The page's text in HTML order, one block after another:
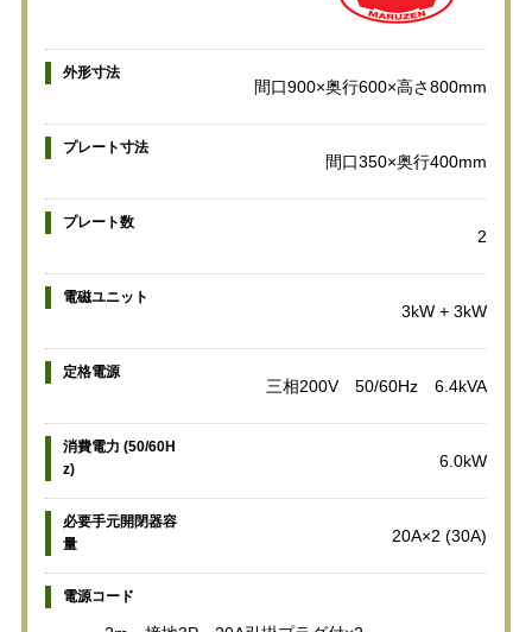
外形寸法
間口900×奥行600×高さ800mm
プレート寸法
間口350×奥行400mm
プレート数
2
電磁ユニット
3kW + 3kW
定格電源
三相200V 50/60Hz 6.4kVA
消費電力 (50/60H
z)
6.0kW
必要手元開閉器容
量
20A×2 (30A)
電源コード